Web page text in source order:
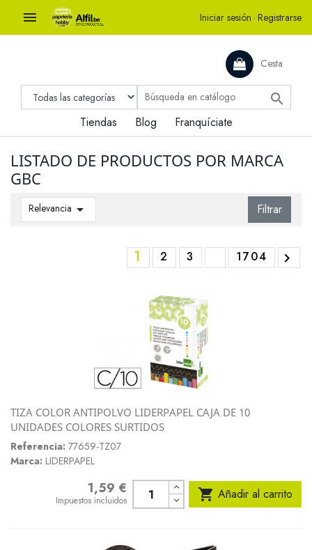
 Iniciar sesión · Registrarse
Cesta

Tiendas Blog Franquíciate
LISTADO DE PRODUCTOS POR MARCA
GBC
Relevancia  Filtrar
1 2 3 1704 
TIZA COLOR ANTIPOLVO LIDERPAPEL CAJA DE 10
UNIDADES COLORES SURTIDOS
Referencia: 77659-TZ07
Marca: LIDERPAPEL
1,59 €
Impuestos incluidos  Añadir al carrito